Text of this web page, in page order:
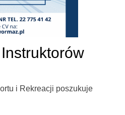
i Rekreacji poszukuje